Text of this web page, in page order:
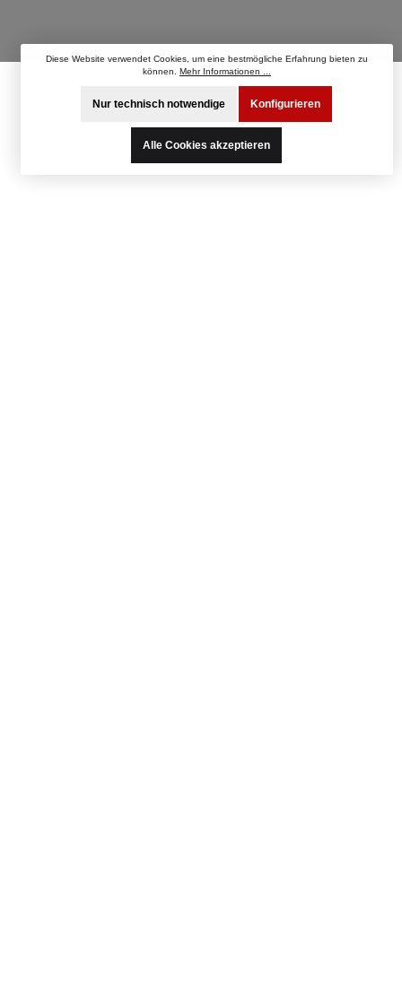
Diese Website verwendet Cookies, um eine bestmögliche Erfahrung bieten zu
können. Mehr Informationen ...
Nur technisch notwendige Konfigurieren
Alle Cookies akzeptieren